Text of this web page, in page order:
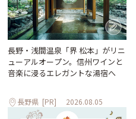
長野・浅間温泉「界 松本」がリニ
ューアルオープン。信州ワインと
音楽に浸るエレガントな湯宿へ
長野県 [PR] 2026.08.05